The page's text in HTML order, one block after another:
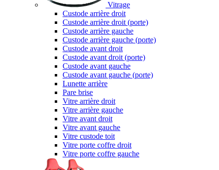
Vitrage
Custode arrière droit
Custode arrière droit (porte)
Custode arrière gauche
Custode arrière gauche (porte)
Custode avant droit
Custode avant droit (porte)
Custode avant gauche
Custode avant gauche (porte)
Lunette arrière
Pare brise
Vitre arrière droit
Vitre arrière gauche
Vitre avant droit
Vitre avant gauche
Vitre custode toit
Vitre porte coffre droit
Vitre porte coffre gauche